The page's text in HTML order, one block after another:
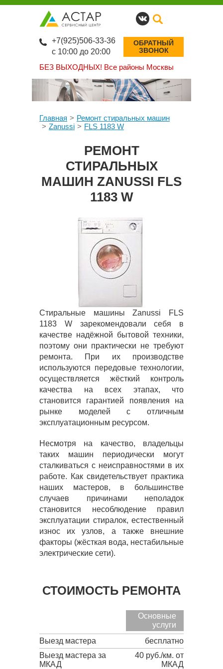
БЕЗ ВЫХОДНЫХ! Все районы Москвы
+7(925)506-33-36
с 10:00 до 20:00
ОБРАТНЫЙ
ЗВОНОК
Главная
Ремонт стиральных машин
Zanussi
FLS 1183 W
РЕМОНТ
СТИРАЛЬНЫХ
МАШИН ZANUSSI FLS
1183 W
Стиральные машины Zanussi FLS
1183 W зарекомендовали себя в
качестве надёжной бытовой техники,
поэтому они практически не требуют
ремонта. При их производстве
используются передовые технологии,
осуществляется жёсткий контроль
качества на всех этапах, что
становится гарантией появления на
рынке моделей с отличным
эксплуатационным ресурсом.
Несмотря на качество, владельцы
таких машин периодически могут
сталкиваться с неисправностями в их
работе. Как свидетельствует практика
наших мастеров, в большинстве
случаев причинами неполадок
становится несоблюдение правил
эксплуатации стиралок, естественный
износ их узлов, а также внешние
факторы (жёсткая вода, нестабильные
электрические сети).
СТОИМОСТЬ РЕМОНТА
Основные
услуги
Выезд мастера
бесплатно
Выезд мастера за
МКАД
40 руб./км. от
МКАД